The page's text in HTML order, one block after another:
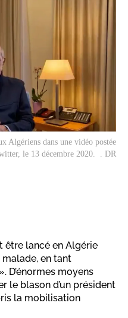
Algériens dans une vidéo postée
le 13 décembre 2020. . DR
être lancé en Algérie
en tant
D’énormes moyens
le blason d’un président
la mobilisation